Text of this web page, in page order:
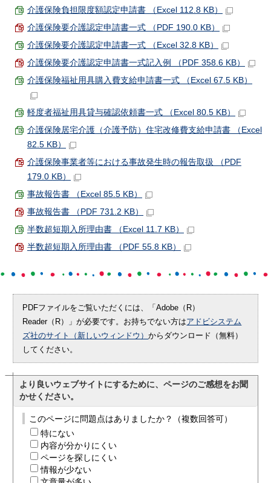
介護保険負担限度額認定申請書 （Excel 112.8 KB）
介護保険要介護認定申請書一式 （PDF 190.0 KB）
介護保険要介護認定申請書一式 （Excel 32.8 KB）
介護保険要介護認定申請書一式記入例 （PDF 358.6 KB）
介護保険福祉用具購入費支給申請書一式 （Excel 67.5 KB）
軽度者福祉用具貸与確認依頼書一式 （Excel 80.5 KB）
介護保険居宅介護（介護予防）住宅改修費支給申請書 （Excel
82.5 KB）
介護保険事業者等における事故発生時の報告取扱 （PDF
179.0 KB）
事故報告書 （Excel 85.5 KB）
事故報告書 （PDF 731.2 KB）
半数超短期入所理由書 （Excel 11.7 KB）
半数超短期入所理由書 （PDF 55.8 KB）
PDFファイルをご覧いただくには、「Adobe（R）
Reader（R）」が必要です。お持ちでない方はアドビシステム
ズ社のサイト（新しいウィンドウ）からダウンロード（無料）
してください。
より良いウェブサイトにするために、ページのご感想をお聞
かせください。
このページに問題点はありましたか？（複数回答可）
特にない
内容が分かりにくい
ページを探しにくい
情報が少ない